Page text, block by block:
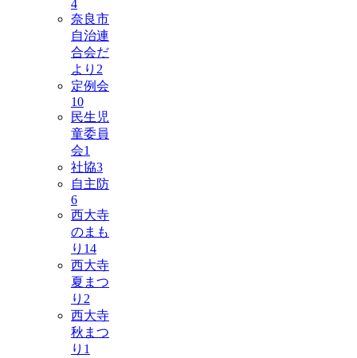
4
奈良市
自治連
合会だ
より 2
定例会
10
民生児
童委員
会1
社協3
自主防
6
西大寺
のまも
り 14
西大寺
夏まつ
り 2
西大寺
秋まつ
り 1